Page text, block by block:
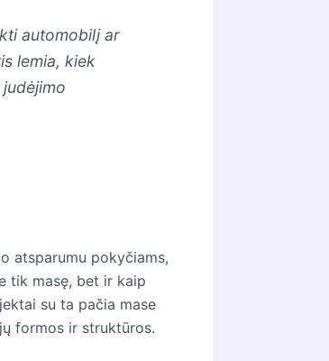
automobilį ar
lemia, kiek
atsparumu pokyčiams,
tik masę, bet ir kaip
su ta pačia mase
formos ir struktūros.